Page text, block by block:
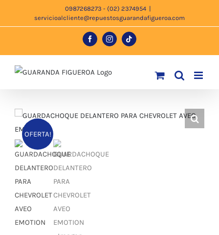
0987268273 - (02) 2374954 |
servicioalcliente@repuestosguarandafigueroa.com
FacebookInstagramTiktok
OFERTA!